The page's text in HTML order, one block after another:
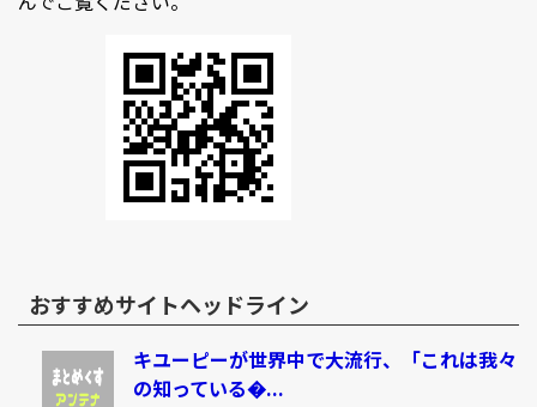
おすすめサイトヘッドライン
キユーピーが世界中で大流行、「これは我々
の知っている�...